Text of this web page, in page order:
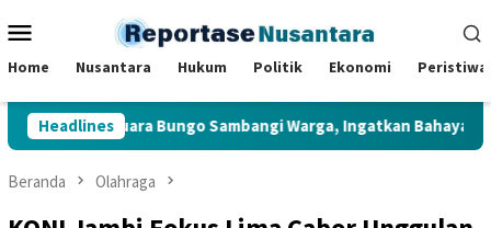
ke
Mobile
Home Nusantara Hukum Politik Ekonomi Peristiwa
Headlines
Muara Bungo Sambangi Warga, Ingatkan Bahaya Judi
Beranda Olahraga